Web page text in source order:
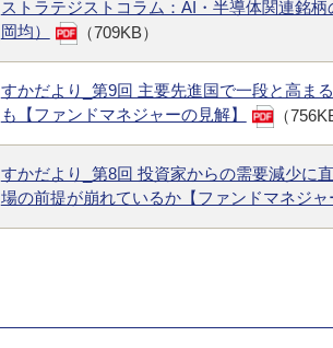
ストラテジストコラム：AI・半導体関連銘
岡均）
（709KB）
すかだより_第9回 主要先進国で一段と高ま
も【ファンドマネジャーの見解】
（
すかだより_第8回 投資家からの需要減少に
場の前提が崩れているか【ファンドマネジャ